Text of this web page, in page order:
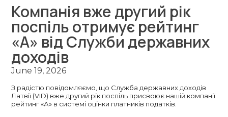
Компанія вже другий рік
поспіль отримує рейтинг
«А» від Служби державних
доходів
June 19, 2026
З радістю повідомляємо, що Служба державних доходів
Латвії (VID) вже другий рік поспіль присвоює нашій компанії
рейтинг «А» в системі оцінки платників податків.